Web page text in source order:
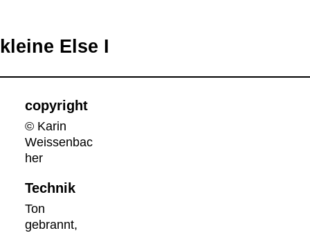
kleine Else I
copyright
© Karin
Weissenbac
her
Technik
Ton
gebrannt,